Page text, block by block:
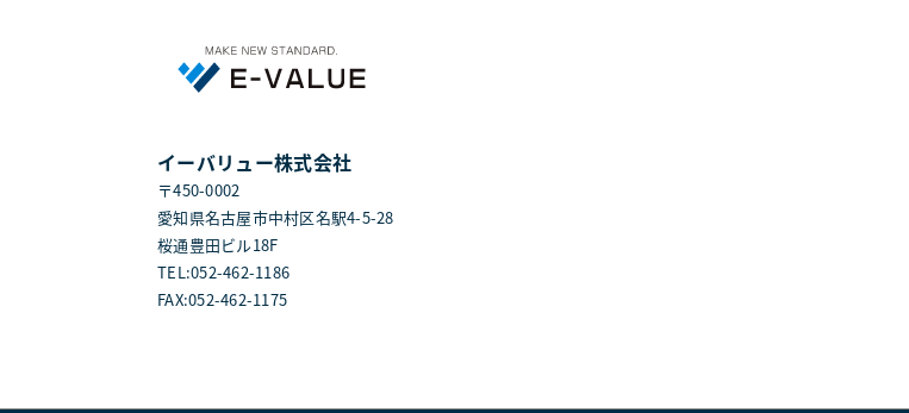
イーバリュー株式会社
〒450-0002
愛知県名古屋市中村区名駅4-5-28
桜通豊田ビル18F
TEL:052-462-1186
FAX:052-462-1175